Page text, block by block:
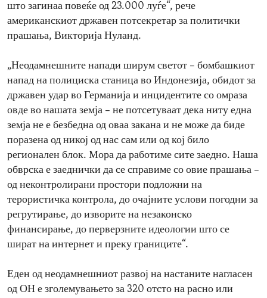
што загинаа повеќе од 23.000 луѓе“, рече
американскиот државен потсекретар за политички
прашања, Викторија Нуланд.
„Неодамнешните напади ширум светот – бомбашкиот
напад на полициска станица во Индонезија, обидот за
државен удар во Германија и инцидентите со омраза
овде во нашата земја – не потсетуваат дека ниту една
земја не е безбедна од оваа закана и не може да биде
поразена од никој од нас сам или од кој било
регионален блок. Мора да работиме сите заедно. Наша
обврска е заеднички да се справиме со овие прашања –
од неконтролирани простори подложни на
терористичка контрола, до очајните услови погодни за
регрутирање, до изворите на незаконско
финансирање, до перверзните идеологии што се
шират на интернет и преку границите“.
Еден од неодамнешниот развој на настаните нагласен
од ОН е зголемувањето за 320 отсто на расно или